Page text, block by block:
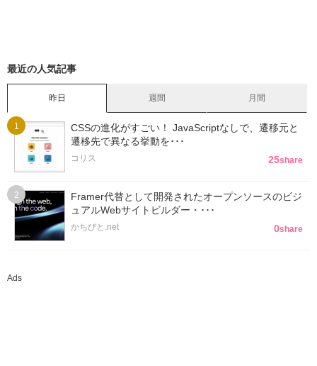
最近の人気記事
昨日 週間 月間
CSSの進化がすごい！ JavaScriptなしで、遷移元と
遷移先で異なる挙動を･･･
コリス 25share
Framer代替として開発されたオープンソースのビジ
ュアルWebサイトビルダー・･･･
かちびと.net 0share
Ads